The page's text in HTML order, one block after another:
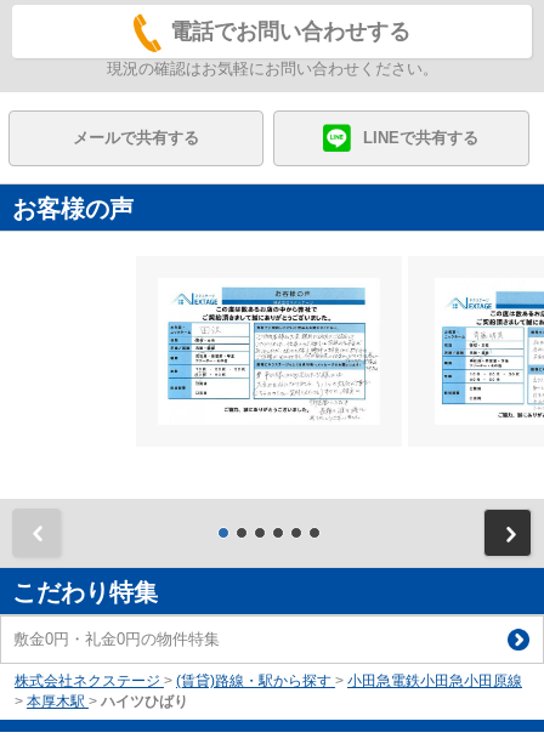
電話でお問い合わせする
現況の確認はお気軽にお問い合わせください。
メールで共有する LINEで共有する
お客様の声
こだわり特集
敷金0円・礼金0円の物件特集
株式会社ネクステージ > (賃貸)路線・駅から探す > 小田急電鉄小田急小田原線
> 本厚木駅 > ハイツひばり